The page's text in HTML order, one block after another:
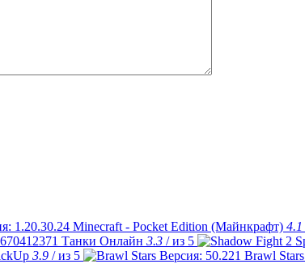
Minecraft - Pocket Edition (Майнкрафт) 4.1
Танки Онлайн 3.3 / из 5
3.9 / из 5 Brawl Stars